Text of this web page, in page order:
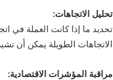
تحليل الاتجاهات:
تحديد ما إذا كانت العملة
الاتجاهات الطويلة يمكن أن
مراقبة المؤشرات الاقتصادية: